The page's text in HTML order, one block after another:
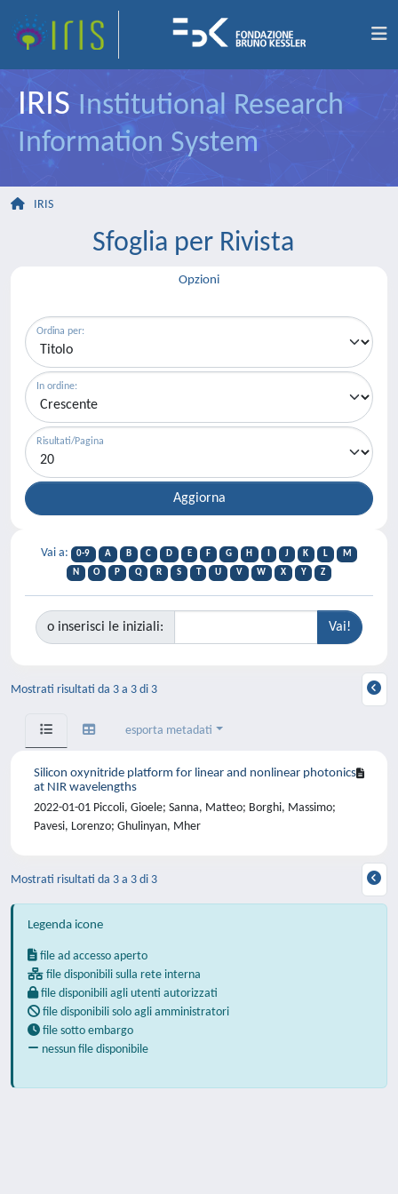
IRIS Institutional Research
Information System
IRIS
Sfoglia per Rivista
Opzioni
Ordina per:
In ordine:
Risultati/Pagina
Vai a: 0-9 A B C D E F G H J K L
M
N
O P Q R S T U V W X Y Z
o inserisci le iniziali:
Mostrati risultati da 3 a 3 di 3
esporta metadati
Silicon oxynitride platform for linear and nonlinear photonics
at NIR wavelengths
2022-01-01 Piccoli, Gioele; Sanna, Matteo; Borghi, Massimo;
Pavesi, Lorenzo; Ghulinyan, Mher
Mostrati risultati da 3 a 3 di 3
Legenda icone
file ad accesso aperto
file disponibili sulla rete interna
file disponibili agli utenti autorizzati
file disponibili solo agli amministratori
file sotto embargo
nessun file disponibile